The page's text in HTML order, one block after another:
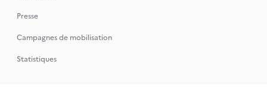
Presse
Campagnes de mobilisation
Statistiques